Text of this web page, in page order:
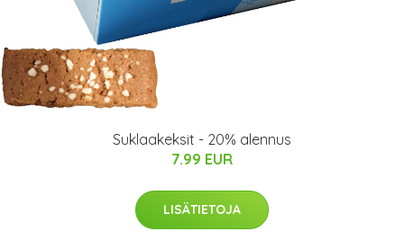
Suklaakeksit - 20% alennus
7.99 EUR
LISÄTIETOJA